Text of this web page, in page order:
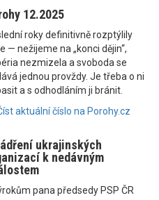
12.2025
roky definitivně rozptýlily
— nežijeme na „konci dějin“,
nezmizela a svoboda se
jednou provždy. Je třeba o ni
a s odhodláním ji bránit.
aktuální číslo na Porohy.cz
ukrajinských
k nedávným
pana předsedy PSP ČR